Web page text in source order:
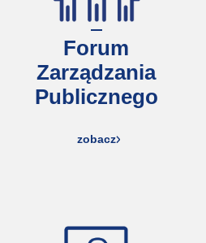
Forum
Zarządzania
Publicznego
zobacz